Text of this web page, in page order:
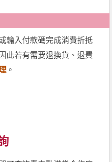
輸入付款碼完成消費折抵
此若有需要退換貨、退費
。